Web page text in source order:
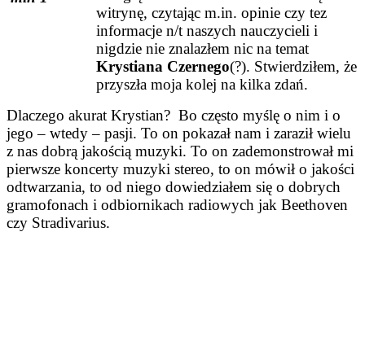
witrynę, czytając m.in. opinie czy tez
informacje n/t naszych nauczycieli i
nigdzie nie znalazłem nic na temat
Krystiana Czernego(?). Stwierdziłem, że
przyszła moja kolej na kilka zdań.
Dlaczego akurat Krystian? Bo często myślę o nim i o
jego – wtedy – pasji. To on pokazał nam i zaraził wielu
z nas dobrą jakością muzyki. To on zademonstrował mi
pierwsze koncerty muzyki stereo, to on mówił o jakości
odtwarzania, to od niego dowiedziałem się o dobrych
gramofonach i odbiornikach radiowych jak Beethoven
czy Stradivarius.